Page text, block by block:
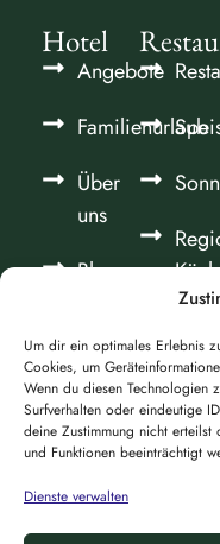
Um dir ein optimales Erlebnis
Cookies, um
Wenn du diesen Technologien
Surfverhalten oder eindeutige
deine Zustimmung nicht erteilst
und Funktionen beeinträchtigt
Dienste verwalten
Hotel
Angebote
Familienurlaub
Über
uns
Blog